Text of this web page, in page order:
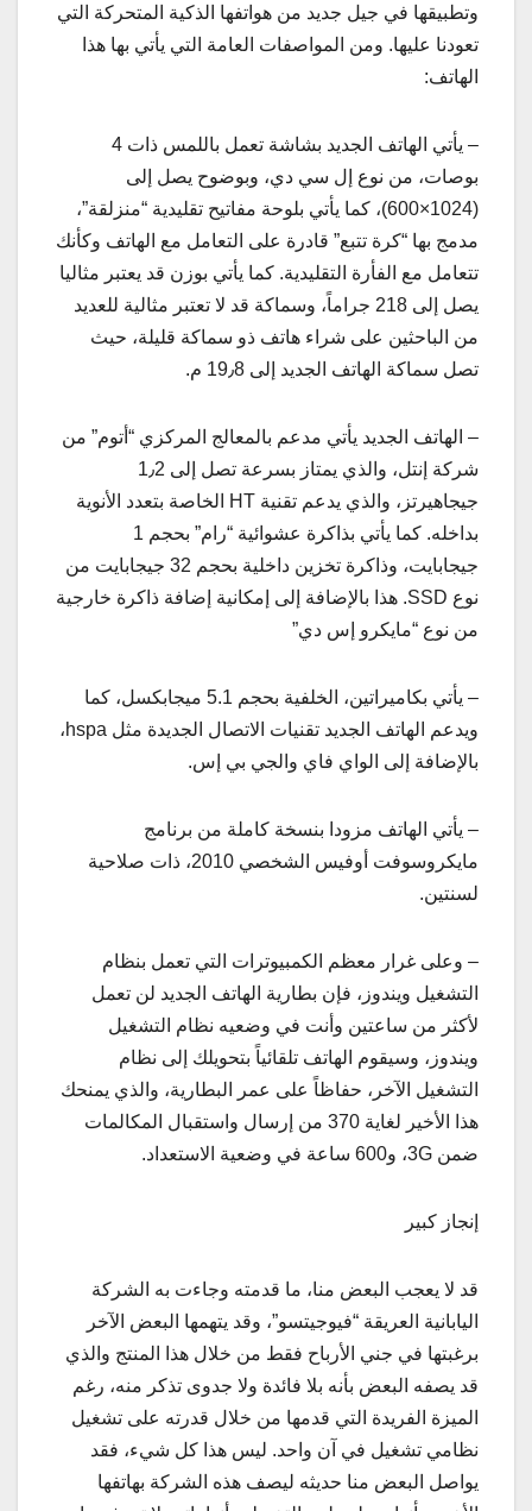
وتطبيقها في جيل جديد من هواتفها الذكية المتحركة التي
تعودنا عليها. ومن المواصفات العامة التي يأتي بها هذا
الهاتف:
– يأتي الهاتف الجديد بشاشة تعمل باللمس ذات 4
بوصات، من نوع إل سي دي، وبوضوح يصل إلى
(1024×600)، كما يأتي بلوحة مفاتيح تقليدية “منزلقة”،
مدمج بها “كرة تتبع” قادرة على التعامل مع الهاتف وكأنك
تتعامل مع الفأرة التقليدية. كما يأتي بوزن قد يعتبر مثاليا
يصل إلى 218 جراماً، وسماكة قد لا تعتبر مثالية للعديد
من الباحثين على شراء هاتف ذو سماكة قليلة، حيث
تصل سماكة الهاتف الجديد إلى 19٫8 م.
– الهاتف الجديد يأتي مدعم بالمعالج المركزي “أتوم” من
شركة إنتل، والذي يمتاز بسرعة تصل إلى 1٫2
جيجاهيرتز، والذي يدعم تقنية HT الخاصة بتعدد الأنوية
بداخله. كما يأتي بذاكرة عشوائية “رام” بحجم 1
جيجابايت، وذاكرة تخزين داخلية بحجم 32 جيجابايت من
نوع SSD. هذا بالإضافة إلى إمكانية إضافة ذاكرة خارجية
من نوع “مايكرو إس دي”
– يأتي بكاميراتين، الخلفية بحجم 5.1 ميجابكسل، كما
ويدعم الهاتف الجديد تقنيات الاتصال الجديدة مثل hspa،
بالإضافة إلى الواي فاي والجي بي إس.
– يأتي الهاتف مزودا بنسخة كاملة من برنامج
مايكروسوفت أوفيس الشخصي 2010، ذات صلاحية
لسنتين.
– وعلى غرار معظم الكمبيوترات التي تعمل بنظام
التشغيل ويندوز، فإن بطارية الهاتف الجديد لن تعمل
لأكثر من ساعتين وأنت في وضعيه نظام التشغيل
ويندوز، وسيقوم الهاتف تلقائياً بتحويلك إلى نظام
التشغيل الآخر، حفاظاً على عمر البطارية، والذي يمنحك
هذا الأخير لغاية 370 من إرسال واستقبال المكالمات
ضمن 3G، و600 ساعة في وضعية الاستعداد.
إنجاز كبير
قد لا يعجب البعض منا، ما قدمته وجاءت به الشركة
اليابانية العريقة “فيوجيتسو”، وقد يتهمها البعض الآخر
برغبتها في جني الأرباح فقط من خلال هذا المنتج والذي
قد يصفه البعض بأنه بلا فائدة ولا جدوى تذكر منه، رغم
الميزة الفريدة التي قدمها من خلال قدرته على تشغيل
نظامي تشغيل في آن واحد. ليس هذا كل شيء، فقد
يواصل البعض منا حديثه ليصف هذه الشركة بهاتفها